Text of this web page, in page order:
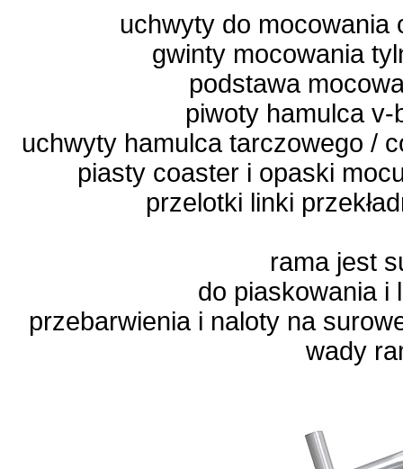
uchwyty do mocowania
gwinty mocowania
podstawa
piwoty hamulca v-
uchwyty hamulca tarczowego /
piasty coaster i opaski
przelotki linki
rama jest
do piaskowania i
przebarwienia i naloty na
wady